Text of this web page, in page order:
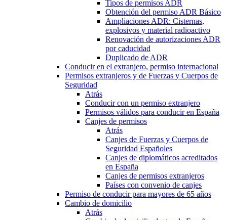
Tipos de permisos ADR
Obtención del permiso ADR Básico
Ampliaciones ADR: Cisternas,
explosivos y material radioactivo
Renovación de autorizaciones ADR
por caducidad
Duplicado de ADR
Conducir en el extranjero, permiso internacional
Permisos extranjeros y de Fuerzas y Cuerpos de
Seguridad
Atrás
Conducir con un permiso extranjero
Permisos válidos para conducir en España
Canjes de permisos
Atrás
Canjes de Fuerzas y Cuerpos de
Seguridad Españoles
Canjes de diplomáticos acreditados
en España
Canjes de permisos extranjeros
Países con convenio de canjes
Permiso de conducir para mayores de 65 años
Cambio de domicilio
Atrás